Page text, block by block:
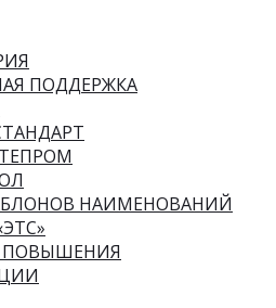
ПОДДЕРЖКА
НАИМЕНОВАНИЙ